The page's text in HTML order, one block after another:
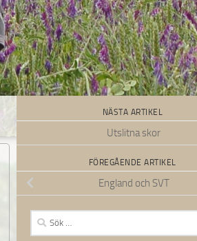
NÄSTA ARTIKEL
Utslitna skor
FÖREGÅENDE ARTIKEL
England och SVT
Sök
efter: